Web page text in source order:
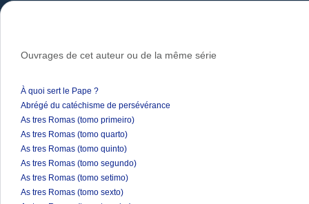
Ouvrages de cet auteur ou de la même série
À quoi sert le Pape ?
Abrégé du catéchisme de persévérance
As tres Romas (tomo primeiro)
As tres Romas (tomo quarto)
As tres Romas (tomo quinto)
As tres Romas (tomo segundo)
As tres Romas (tomo setimo)
As tres Romas (tomo sexto)